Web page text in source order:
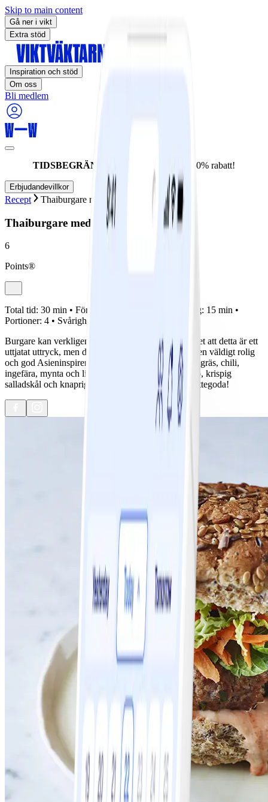
Skip to main content
Gå ner i vikt
Extra stöd
Inspiration och stöd
Om oss
Bli medlem
TIDSBEGRÄNSAT ERBJUDANDE: 60% rabatt!
Erbjudandevillkor
Recept Thaiburgare med chilimajo
Thaiburgare med chilimajo
6
Points®
Total tid: 30 min • Förberedelse: Tillagning: 15 min •
Portioner: 4 • Svårighetsgrad:
Burgare kan verkligen varieras i oändlighet (ja, vi vet att detta är ett
uttjatat uttryck, men det stämmer ju!). Här kommer en väldigt rolig
och god Asieninspirerad variant med smak av citrongräs, chili,
ingefära, mynta och lime. Toppad med en chilimajjo, krispig
salladskål och knaprig morot. Annorlunda, och jääättegoda!